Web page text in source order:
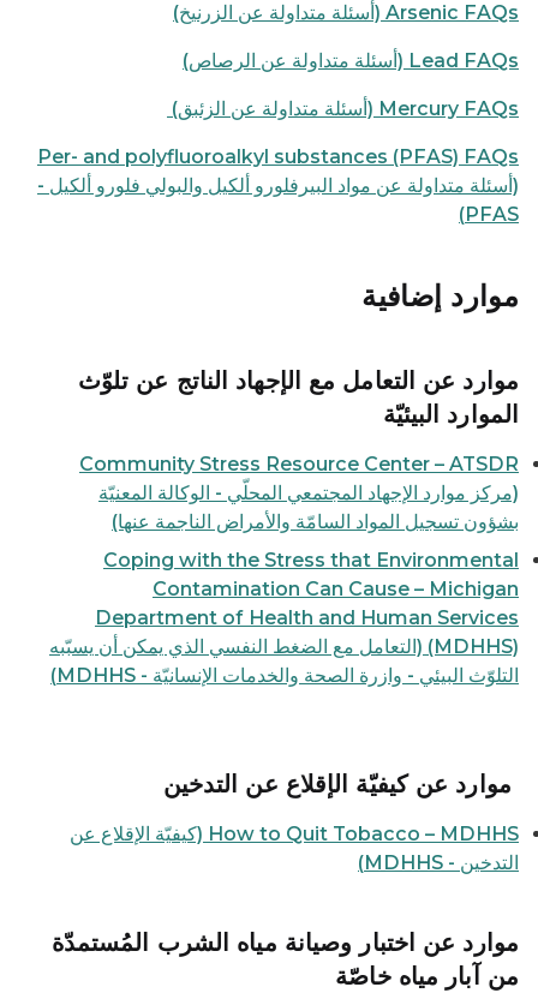
Arsenic FAQs (أسئلة متداولة عن الزرنيخ)
Lead FAQs (أسئلة متداولة عن الرصاص)
Mercury FAQs (أسئلة متداولة عن الزئبق)
Per- and polyfluoroalkyl substances (PFAS) FAQs
(أسئلة متداولة عن مواد البيرفلورو ألكيل والبولي فلورو ألكيل -
PFAS)
موارد إضافية
موارد عن التعامل مع الإجهاد الناتج عن تلوّث
الموارد البيئيّة
Community Stress Resource Center – ATSDR
(مركز موارد الإجهاد المجتمعي المحلّي - الوكالة المعنيّة
بشؤون تسجيل المواد السامّة والأمراض الناجمة عنها)
Coping with the Stress that Environmental
Contamination Can Cause – Michigan
Department of Health and Human Services
(MDHHS) (التعامل مع الضغط النفسي الذي يمكن أن يسبّبه
التلوّث البيئي - وازرة الصحة والخدمات الإنسانيّة - MDHHS)
How to Quit Tobacco – MDHHS (كيفيّة الإقلاع عن
التدخين - MDHHS)
موارد عن اختبار وصيانة مياه الشرب المُستمدّة
من آبار مياه خاصّة